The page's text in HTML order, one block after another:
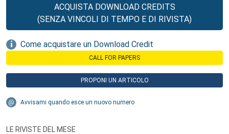
ACQUISTA DOWNLOAD CREDITS
(SENZA VINCOLI DI TEMPO E DI RIVISTA)
Come acquistare un Download Credit
CALL FOR PAPERS
PROPONI UN ARTICOLO
Avvisami quando esce un nuovo numero
LE RIVISTE DEL MESE